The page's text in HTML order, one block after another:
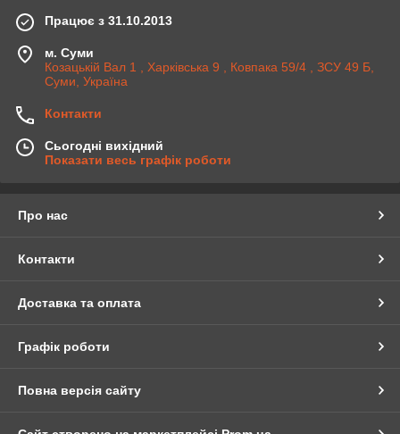
Працює з 31.10.2013
м. Суми
Козацькій Вал 1 , Харківська 9 , Ковпака 59/4 , ЗСУ 49 Б,
Суми, Україна
Контакти
Сьогодні вихідний
Показати весь графік роботи
Про нас
Контакти
Доставка та оплата
Графік роботи
Повна версія сайту